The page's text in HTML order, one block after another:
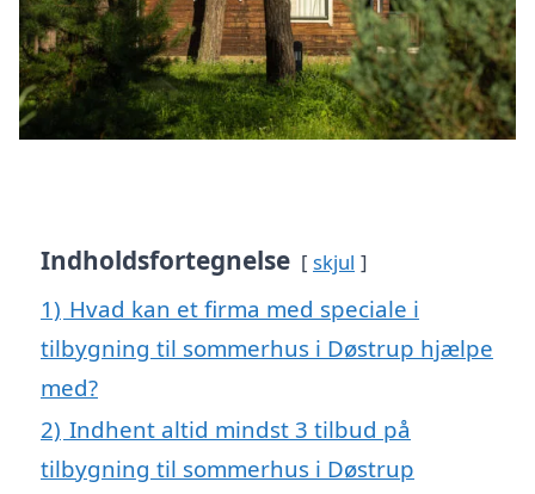
Indholdsfortegnelse skjul
1) Hvad kan et firma med speciale i
tilbygning til sommerhus i Døstrup hjælpe
med?
2) Indhent altid mindst 3 tilbud på
tilbygning til sommerhus i Døstrup